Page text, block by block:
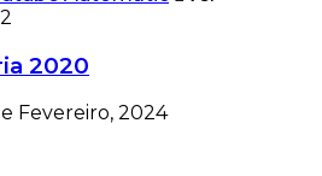
2020
Fevereiro, 2024